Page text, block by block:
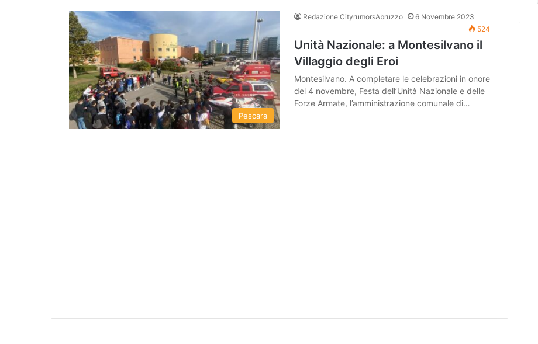
Pescara
Redazione CityrumorsAbruzzo
6 Novembre 2023
524
Unità Nazionale: a Montesilvano il
Villaggio degli Eroi
Montesilvano. A completare le celebrazioni in onore
del 4 novembre, Festa dell’Unità Nazionale e delle
Forze Armate, l’amministrazione comunale di…